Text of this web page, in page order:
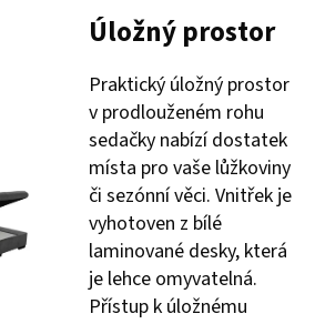
Úložný prostor
Praktický úložný prostor
v prodlouženém rohu
sedačky nabízí dostatek
místa pro vaše lůžkoviny
či sezónní věci. Vnitřek je
vyhotoven z bílé
laminované desky, která
je lehce omyvatelná.
Přístup k úložnému